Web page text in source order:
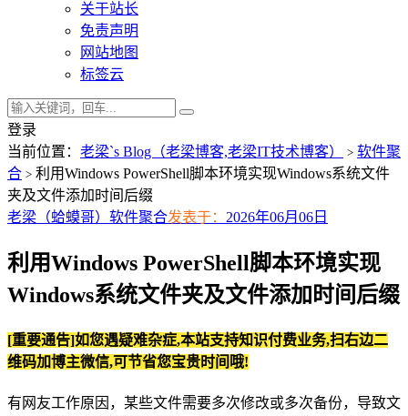
关于站长
免责声明
网站地图
标签云
登录
当前位置： 老梁`s Blog（老梁博客,老梁IT技术博客） > 软件聚
合 > 利用Windows PowerShell脚本环境实现Windows系统文件
夹及文件添加时间后缀
老梁（蛤蟆哥） 软件聚合发表于： 2026年06月06日
利用Windows PowerShell脚本环境实现
Windows系统文件夹及文件添加时间后缀
[重要通告]如您遇疑难杂症,本站支持知识付费业务,扫右边二
维码加博主微信,可节省您宝贵时间哦!
有网友工作原因，某些文件需要多次修改或多次备份，导致文